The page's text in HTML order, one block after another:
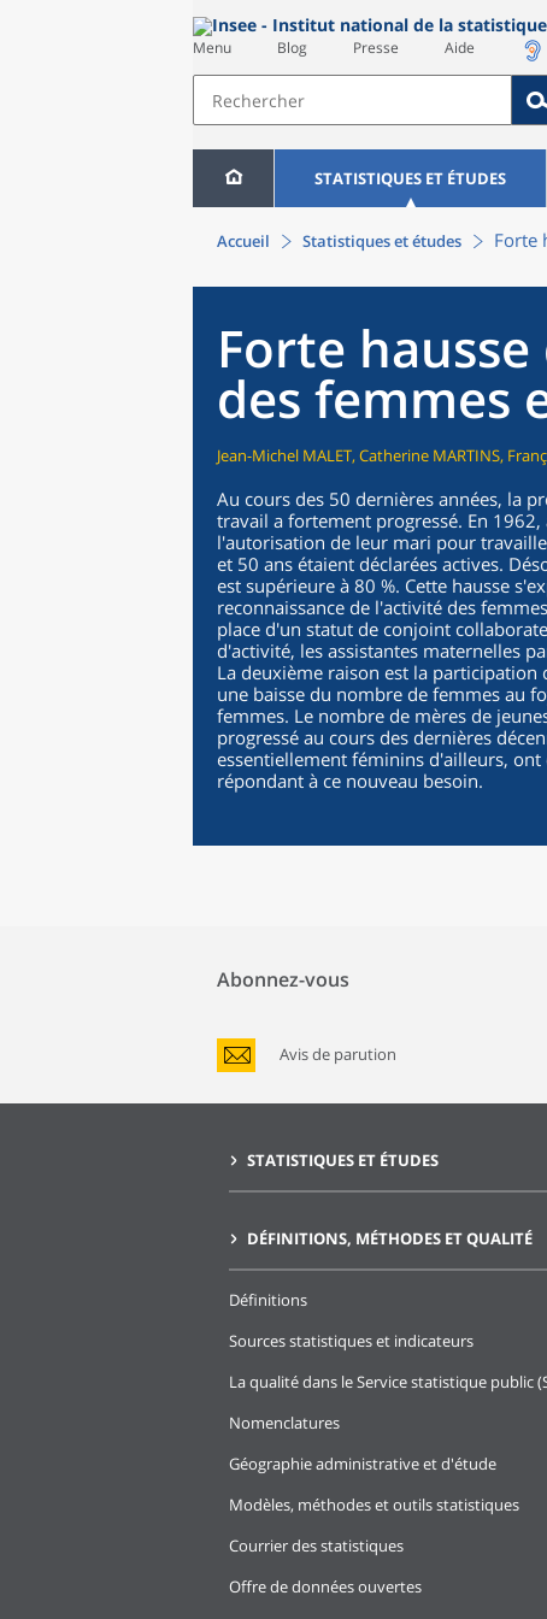
Menu Blog Presse Aide
STATISTIQUES ET ÉTUDES
Accueil Statistiques et études Forte
Forte
des femmes
Jean-Michel MALET, Catherine MARTINS,
Au cours des 50 dernières années, la
travail a fortement progressé. En
l'autorisation de leur mari pour
et 50 ans étaient déclarées actives.
est supérieure à 80 %. Cette hausse
reconnaissance de l'activité des
place d'un statut de conjoint
d'activité, les assistantes maternelles
La deuxième raison est la
une baisse du nombre de femmes au
femmes. Le nombre de mères de
progressé au cours des dernières
essentiellement féminins d'ailleurs,
répondant à ce nouveau besoin.
Abonnez-vous
Avis de parution
STATISTIQUES ET ÉTUDES
DÉFINITIONS, MÉTHODES ET QUALITÉ
Définitions
Sources statistiques et indicateurs
La qualité dans le Service statistique public
Nomenclatures
Géographie administrative et d'étude
Modèles, méthodes et outils statistiques
Courrier des statistiques
Offre de données ouvertes